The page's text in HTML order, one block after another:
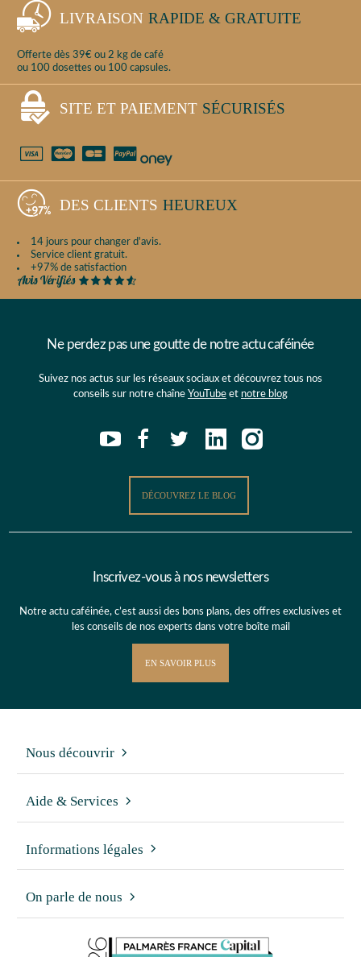
LIVRAISON RAPIDE & GRATUITE
Offerte dès 39€ ou 2 kg de café
ou 100 dosettes ou 100 capsules.
SITE ET PAIEMENT SÉCURISÉS
DES CLIENTS HEUREUX
14 jours pour changer d'avis.
Service client gratuit.
+97% de satisfaction
Ne perdez pas une goutte de notre actu caféinée
Suivez nos actus sur les réseaux sociaux et découvrez tous nos
conseils sur notre chaîne YouTube et notre blog
DÉCOUVREZ LE BLOG
Inscrivez-vous à nos newsletters
Notre actu caféinée, c’est aussi des bons plans, des offres exclusives et
les conseils de nos experts dans votre boîte mail
EN SAVOIR PLUS
Nous découvrir
Aide & Services
Informations légales
On parle de nous